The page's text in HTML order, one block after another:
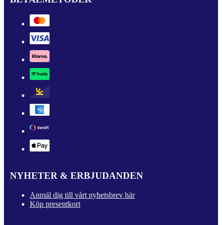
NYHETER & ERBJUDANDEN
Anmäl dig till vårt nyhetsbrev här
Köp presentkort